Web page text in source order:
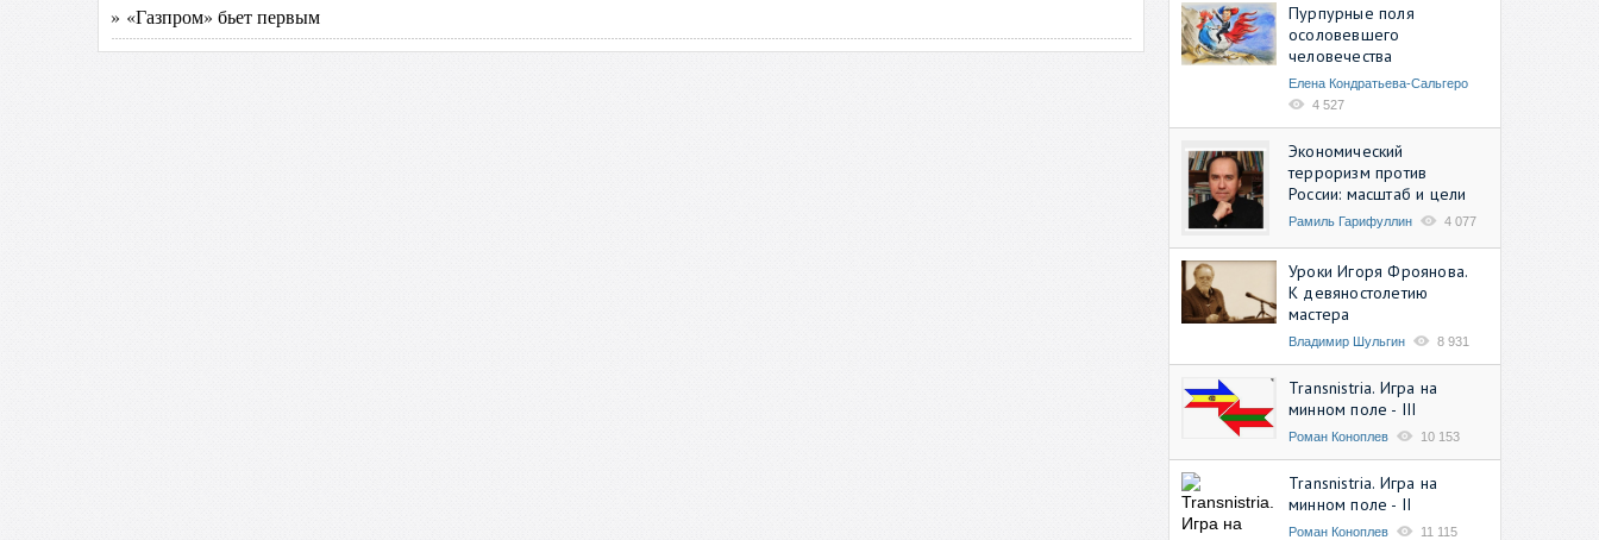
» «Газпром» бьет первым
Пурпурные поля
осоловевшего
человечества
Елена Кондратьева-Сальгеро
4 527
Экономический
терроризм против
России: масштаб и цели
Рамиль Гарифуллин 4 077
Уроки Игоря Фроянова.
К девяностолетию
мастера
Владимир Шульгин 8 931
Transnistria. Игра на
минном поле - III
Роман Коноплев 10 153
Transnistria. Игра на
минном поле - II
Роман Коноплев 11 115